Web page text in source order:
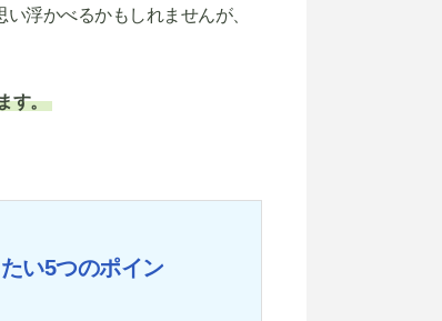
浮かべるかもしれませんが、
す。
い5つのポイン